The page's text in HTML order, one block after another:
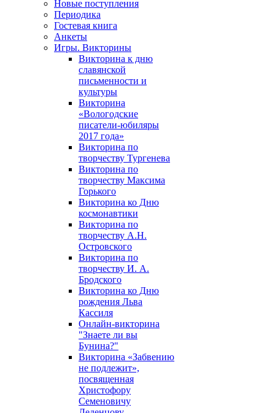
Новые поступления
Периодика
Гостевая книга
Анкеты
Игры. Викторины
Викторина к дню
славянской
письменности и
культуры
Викторина
«Вологодские
писатели-юбиляры
2017 года»
Викторина по
творчеству Тургенева
Викторина по
творчеству Максима
Горького
Викторина ко Дню
космонавтики
Викторина по
творчеству А.Н.
Островского
Викторина по
творчеству И. А.
Бродского
Викторина ко Дню
рождения Льва
Кассиля
Онлайн-викторина
"Знаете ли вы
Бунина?"
Викторина «Забвению
не подлежит»,
посвященная
Христофору
Семеновичу